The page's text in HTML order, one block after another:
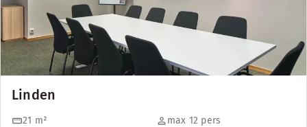
Linden
21 m² max 12 pers